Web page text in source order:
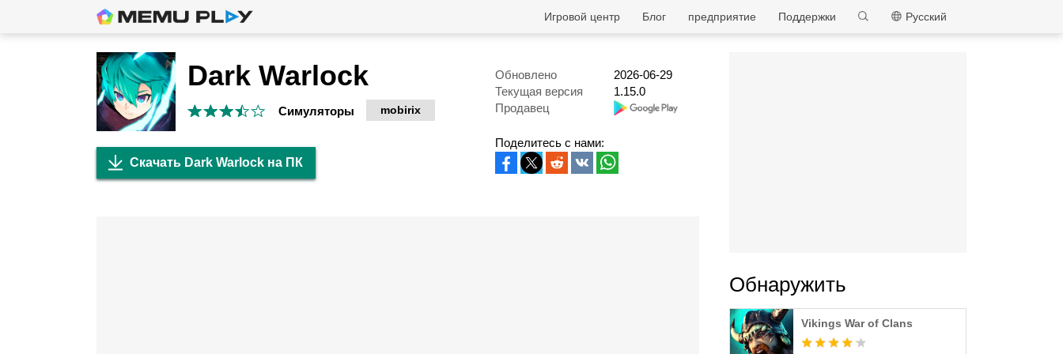
MEmu
Pусский
Поддержки
предприятие
Блог
Игровой центр
Dark Warlock
Симуляторы mobirix
Обновлено
2026-06-29
Текущая версия
1.15.0
Продавец
Скачать Dark Warlock на ПК
Поделитесь с нами:
Обнаружить
Vikings War of Clans